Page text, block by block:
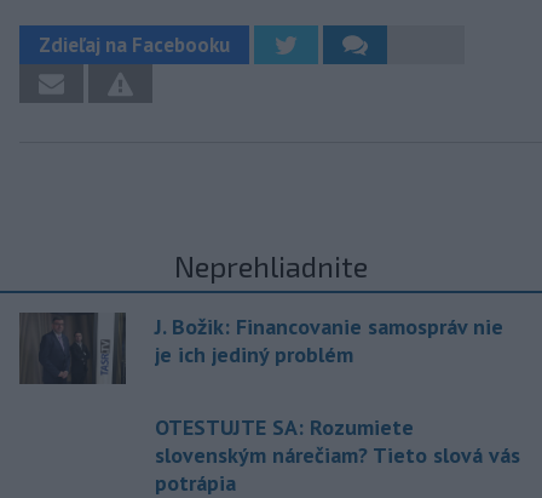
Zdieľaj na Facebooku
Neprehliadnite
J. Božik: Financovanie samospráv nie
je ich jediný problém
OTESTUJTE SA: Rozumiete
slovenským nárečiam? Tieto slová vás
potrápia